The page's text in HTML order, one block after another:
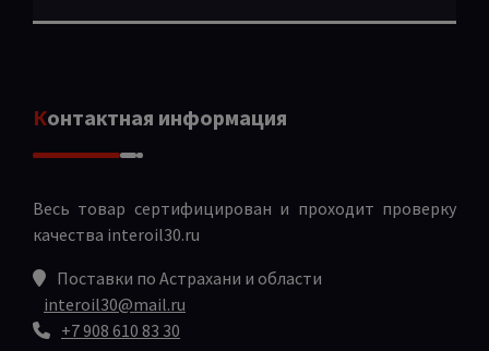
Контактная информация
Весь товар сертифицирован и проходит проверку
качества interoil30.ru
Поставки по Астрахани и области
interoil30@mail.ru
+7 908 610 83 30